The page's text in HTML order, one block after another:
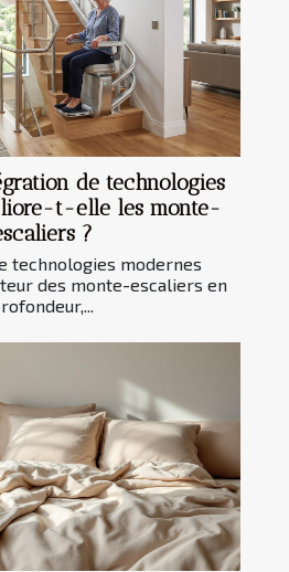
de technologies
t-elle les monte-
?
technologies modernes
des monte-escaliers en